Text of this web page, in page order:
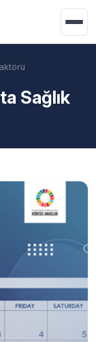
Sağlık